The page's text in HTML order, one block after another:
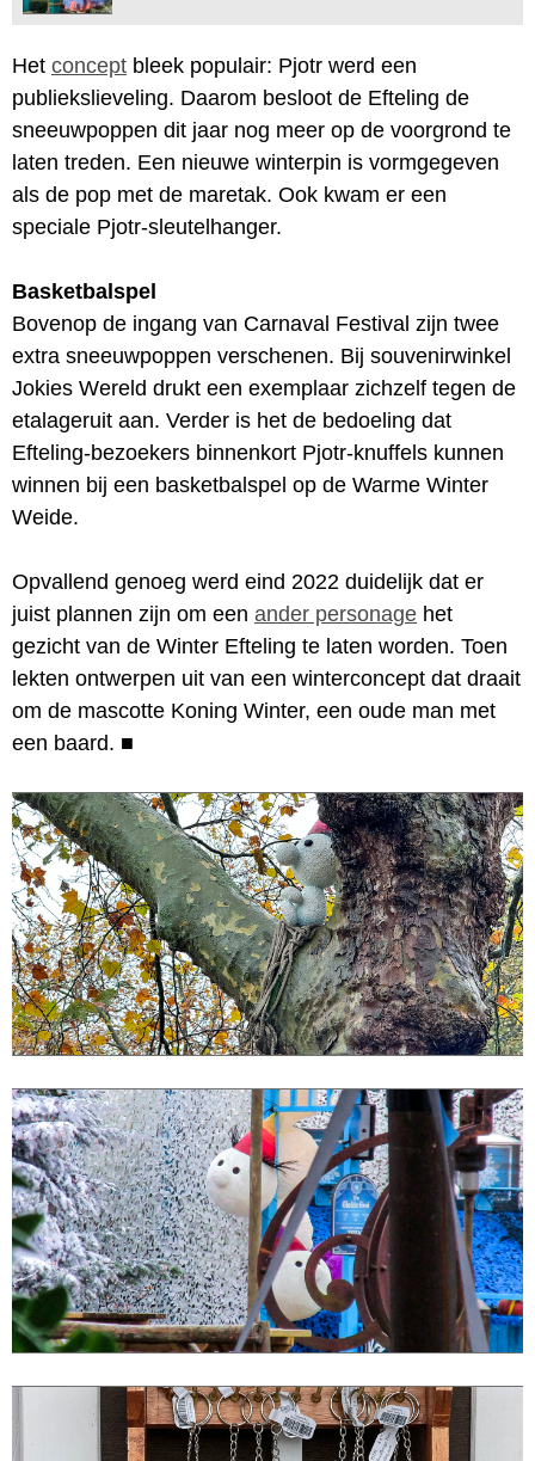
Het concept bleek populair: Pjotr werd een
publiekslieveling. Daarom besloot de Efteling de
sneeuwpoppen dit jaar nog meer op de voorgrond te
laten treden. Een nieuwe winterpin is vormgegeven
als de pop met de maretak. Ook kwam er een
speciale Pjotr-sleutelhanger.
Basketbalspel
Bovenop de ingang van Carnaval Festival zijn twee
extra sneeuwpoppen verschenen. Bij souvenirwinkel
Jokies Wereld drukt een exemplaar zichzelf tegen de
etalageruit aan. Verder is het de bedoeling dat
Efteling-bezoekers binnenkort Pjotr-knuffels kunnen
winnen bij een basketbalspel op de Warme Winter
Weide.
Opvallend genoeg werd eind 2022 duidelijk dat er
juist plannen zijn om een ander personage het
gezicht van de Winter Efteling te laten worden. Toen
lekten ontwerpen uit van een winterconcept dat draait
om de mascotte Koning Winter, een oude man met
een baard. ■